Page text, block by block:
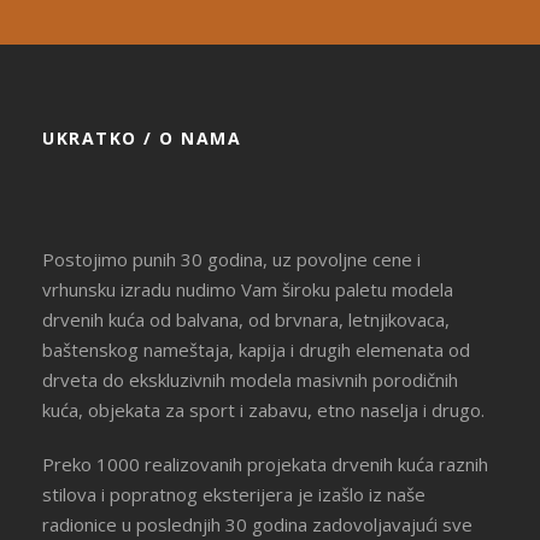
UKRATKO / O NAMA
Postojimo punih 30 godina, uz povoljne cene i
vrhunsku izradu nudimo Vam široku paletu modela
drvenih kuća od balvana, od brvnara, letnjikovaca,
baštenskog nameštaja, kapija i drugih elemenata od
drveta do ekskluzivnih modela masivnih porodičnih
kuća, objekata za sport i zabavu, etno naselja i drugo.
Preko 1000 realizovanih projekata drvenih kuća raznih
stilova i popratnog eksterijera je izašlo iz naše
radionice u poslednjih 30 godina zadovoljavajući sve